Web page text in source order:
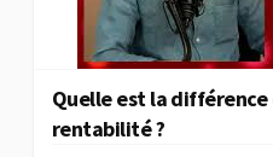
Quelle est la
rentabilité ?